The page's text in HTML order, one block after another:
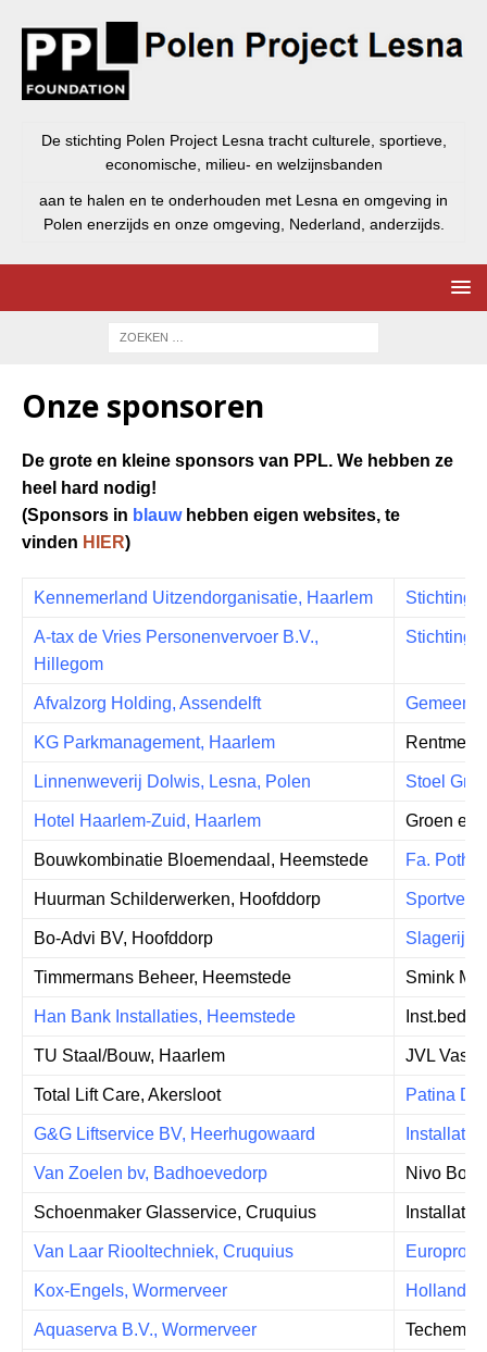
De stichting Polen Project Lesna tracht culturele, sportieve,
economische, milieu- en welzijnsbanden
aan te halen en te onderhouden met Lesna en omgeving in
Polen enerzijds en onze omgeving, Nederland, anderzijds.
Onze sponsoren
De grote en kleine sponsors van PPL. We hebben ze
heel hard nodig!
(Sponsors in blauwhebben eigen websites, te
vinden HIER)
Kennemerland Uitzendorganisatie, Haarlem Stichting
A-tax de Vries Personenvervoer B.V.,
Hillegom
Stichting
Afvalzorg Holding, Assendelft
KG Parkmanagement, Haarlem
Linnenweverij Dolwis, Lesna, Polen Stoel
Hotel Haarlem-Zuid, Haarlem Groen en
Bouwkombinatie Bloemendaal, Heemstede Fa.
Huurman Schilderwerken, Hoofddorp
Bo-Advi BV, Hoofddorp Slagerij
Timmermans Beheer, Heemstede Smink
Han Bank Installaties, Heemstede
TU Staal/Bouw, Haarlem JVL
Total Lift Care, Akersloot Patina
G&G Liftservice BV, Heerhugowaard
Van Zoelen bv, Badhoevedorp Nivo
Schoenmaker Glasservice, Cruquius
Van Laar Riooltechniek, Cruquius
Kox-Engels, Wormerveer Holland
Aquaserva B.V., Wormerveer Techem